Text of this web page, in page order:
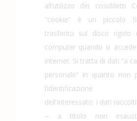
all’utilizzo dei cosiddetti
“cookie” è un piccolo
trasferito sul disco rigido
computer quando si
internet. Si tratta di dati “a
personale” in quanto non
l’identificazione
dell’Interessato: i dati
– a titolo non